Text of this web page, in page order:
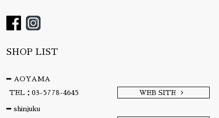
SHOP LIST
AOYAMA
TEL：03-5778-4645
WEB SITE
shinjuku